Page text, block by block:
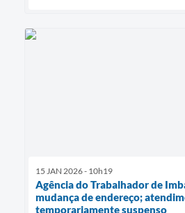
15 JAN 2026 - 10h19
Agência do Trabalhador de
mudança de endereço;
temporariamente suspenso